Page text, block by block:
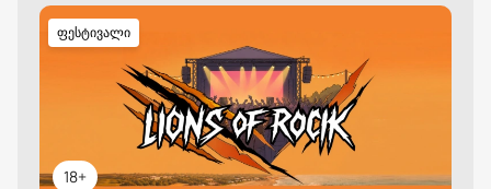
18+
ფესტივალი